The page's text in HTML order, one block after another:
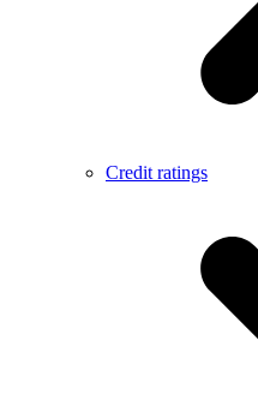
Credit ratings